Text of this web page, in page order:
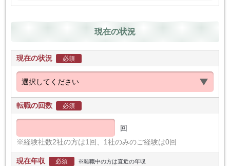
現在の状況
現在の状況 必須
転職の回数 必須
回
※経験社数2社の方は1回、1社のみのご経験は0回
現在年収 必須 ※離職中の方は直近の年収